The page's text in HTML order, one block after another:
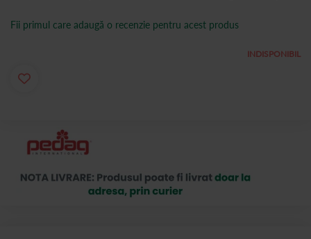
INDISPONIBIL
Fii primul care adaugă o recenzie pentru acest produs